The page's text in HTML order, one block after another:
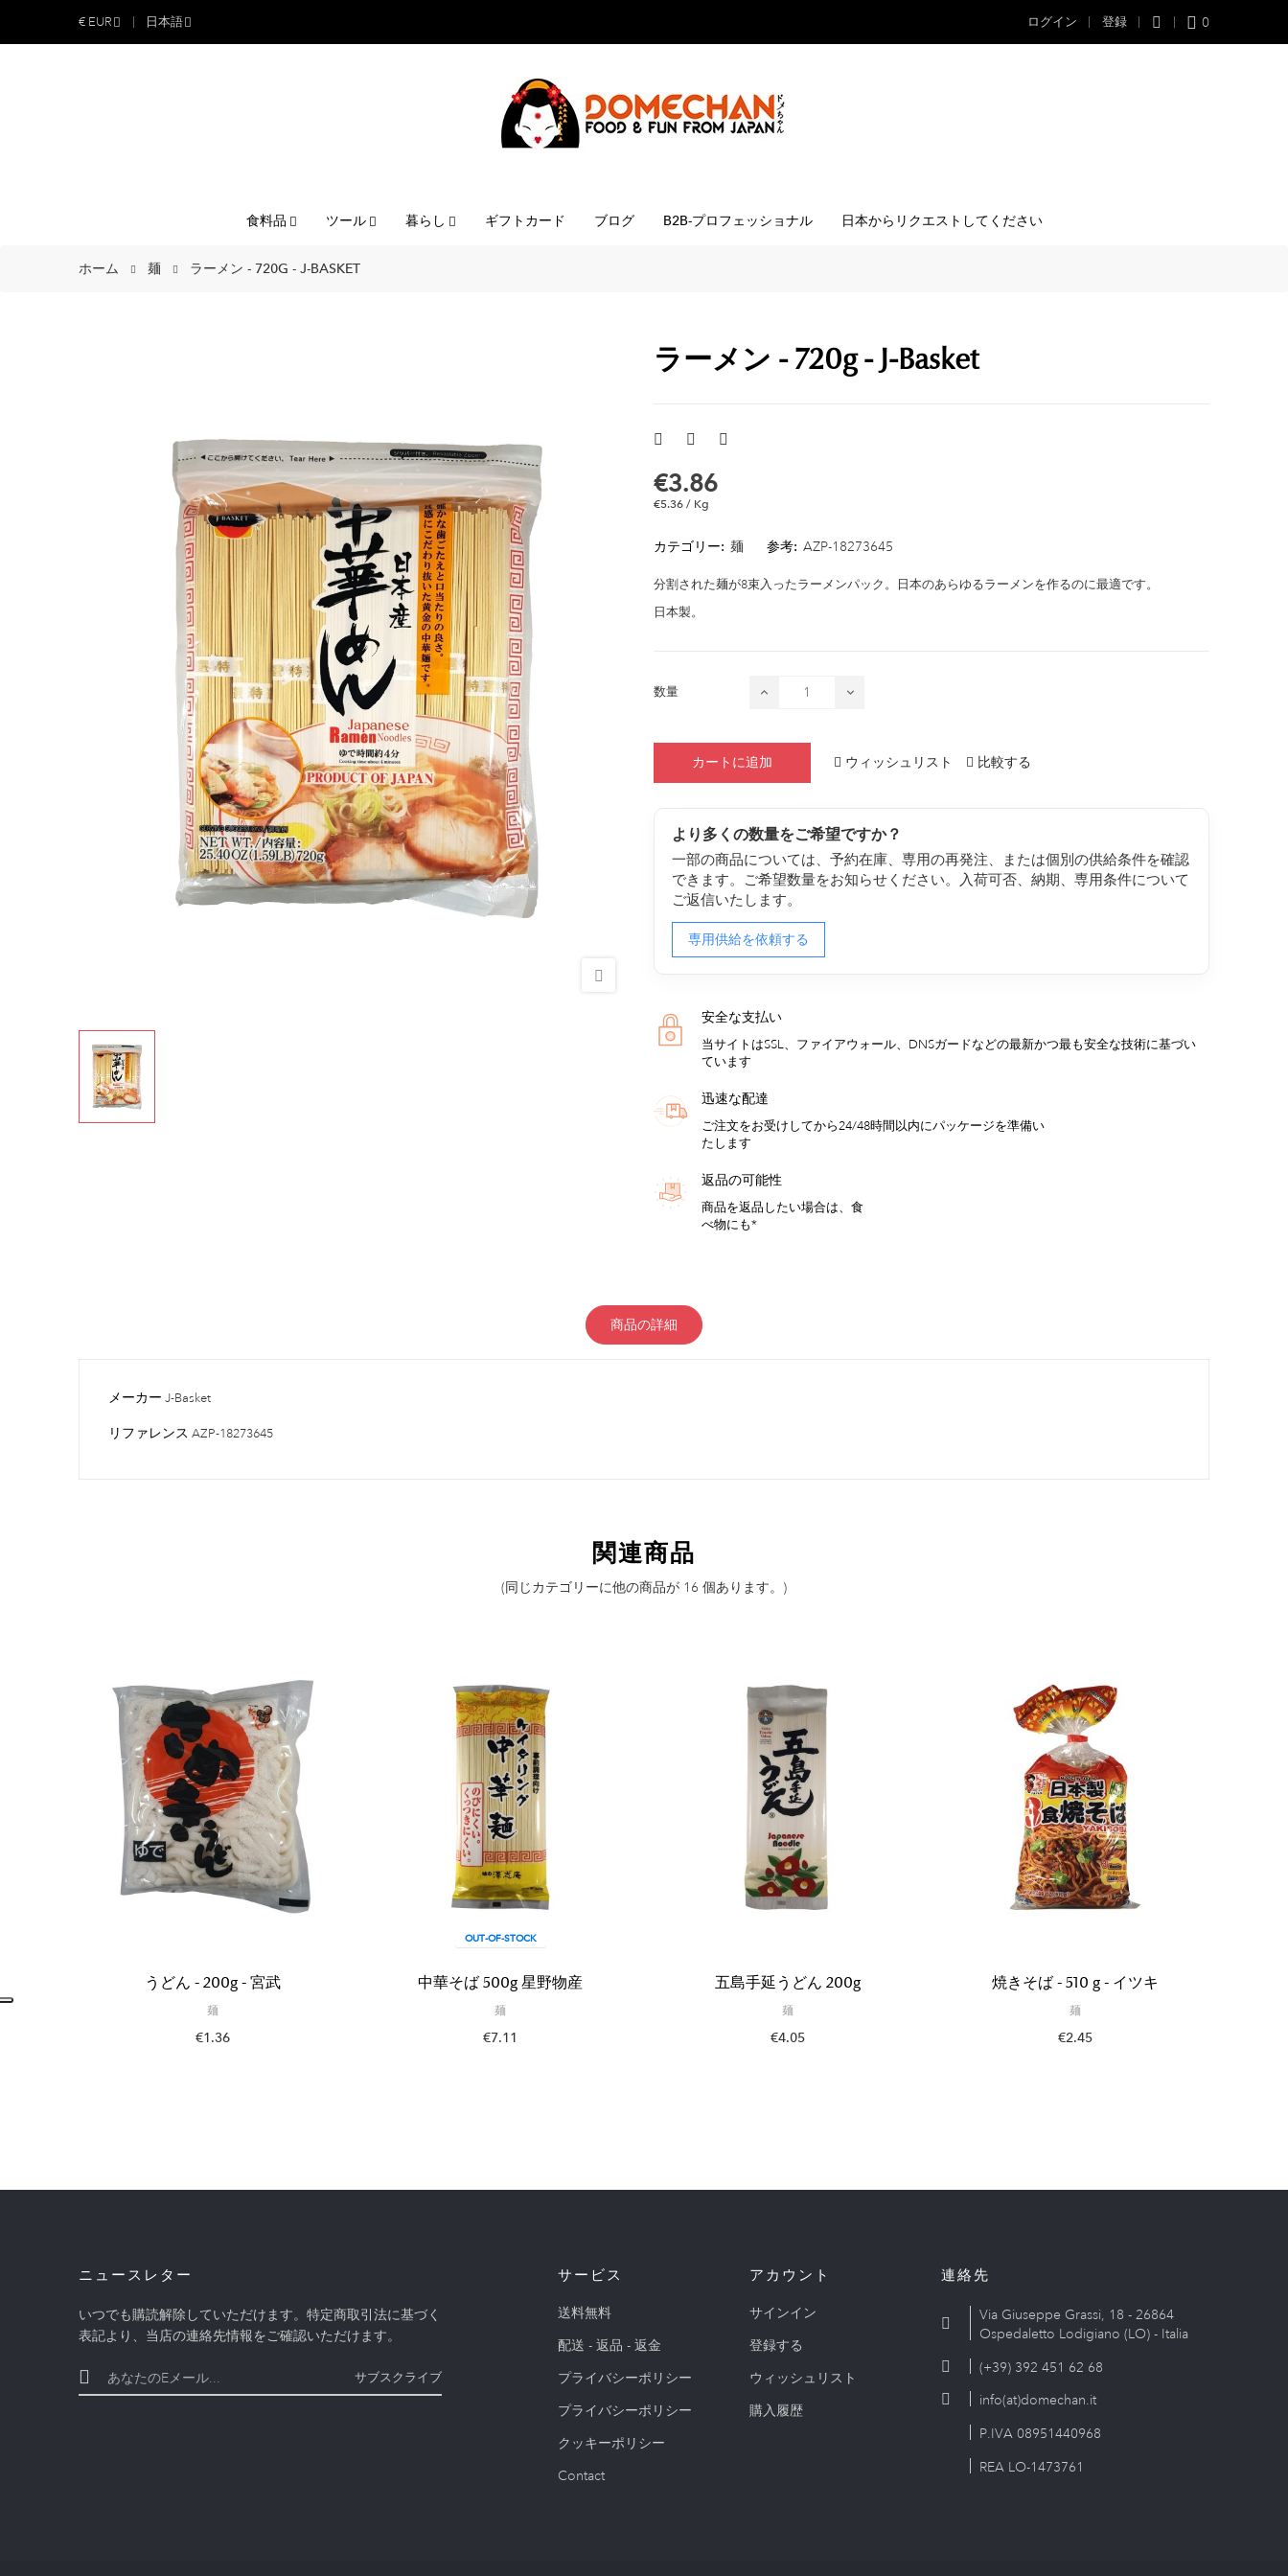
€ EUR 日本語 ログイン 登録 0
食料品 ツール 暮らし ギフトカード ブログ B2B-プロフェッショナル 日本からリクエストしてください
ホーム 麺 ラーメン - 720G - J-BASKET
ラーメン - 720g - J-Basket
€3.86
€5.36 / Kg
カテゴリー: 麺 参考: AZP-18273645
分割された麺が8束入ったラーメンパック。日本のあらゆるラーメンを作るのに最適です。
日本製。
数量
カートに追加 ウィッシュリスト 比較する
より多くの数量をご希望ですか？
一部の商品については、予約在庫、専用の再発注、または個別の供給条件を確認
できます。ご希望数量をお知らせください。入荷可否、納期、専用条件について
ご返信いたします。
専用供給を依頼する
安全な支払い
当サイトはSSL、ファイアウォール、DNSガードなどの最新かつ最も安全な技術に基づい
ています
迅速な配達
ご注文をお受けしてから24/48時間以内にパッケージを準備い
たします
返品の可能性
商品を返品したい場合は、食
べ物にも*
商品の詳細
メーカー J-Basket
リファレンス AZP-18273645
関連商品
(同じカテゴリーに他の商品が 16 個あります。)
うどん - 200g - 宮武
麺
€1.36
OUT-OF-STOCK
中華そば 500g 星野物産
麺
€7.11
五島手延うどん 200g
麺
€4.05
焼きそば - 510 g - イツキ
麺
€2.45
ニュースレター
いつでも購読解除していただけます。特定商取引法に基づく
表記より、当店の連絡先情報をご確認いただけます。
サブスクライブ
サービス
送料無料
配送 - 返品 - 返金
プライバシーポリシー
プライバシーポリシー
クッキーポリシー
Contact
アカウント
サインイン
登録する
ウィッシュリスト
購入履歴
連絡先
Via Giuseppe Grassi, 18 - 26864
Ospedaletto Lodigiano (LO) - Italia
(+39) 392 451 62 68
info(at)domechan.it
P.IVA 08951440968
REA LO-1473761